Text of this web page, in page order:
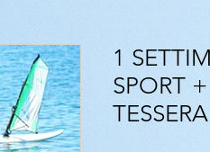
1
SPORT